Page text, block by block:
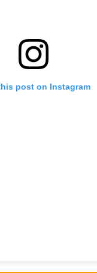
post on Instagram